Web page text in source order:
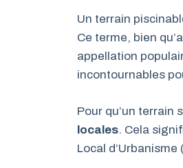
Un terrain
Ce terme, bien
appellation
incontournables
Pour qu’un terrain
locales. Cela
Local